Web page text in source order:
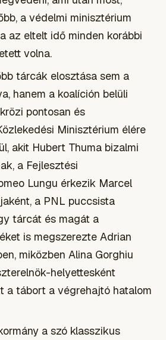
a védelmi minisztérium
az eltelt idő minden korábbi
volna.
tárcák elosztása sem a
hanem a koalíción belüli
pontosan és
Minisztérium élére
akit Hubert Thuma bizalmi
a Fejlesztési
Lungu érkezik Marcel
a PNL puccsista
tárcát és magát a
is megszerezte Adrian
miközben Alina Gorghiu
helyettesként
a tábort a végrehajtó hatalom
a szó klasszikus